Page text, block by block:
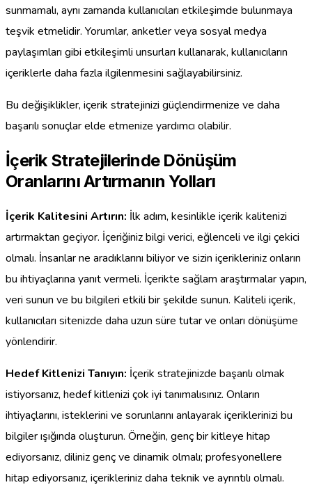
sunmamalı, aynı zamanda kullanıcıları etkileşimde bulunmaya
teşvik etmelidir. Yorumlar, anketler veya sosyal medya
paylaşımları gibi etkileşimli unsurları kullanarak, kullanıcıların
içeriklerle daha fazla ilgilenmesini sağlayabilirsiniz.
Bu değişiklikler, içerik stratejinizi güçlendirmenize ve daha
başarılı sonuçlar elde etmenize yardımcı olabilir.
İçerik Stratejilerinde Dönüşüm
Oranlarını Artırmanın Yolları
İçerik Kalitesini Artırın: İlk adım, kesinlikle içerik kalitenizi
artırmaktan geçiyor. İçeriğiniz bilgi verici, eğlenceli ve ilgi çekici
olmalı. İnsanlar ne aradıklarını biliyor ve sizin içerikleriniz onların
bu ihtiyaçlarına yanıt vermeli. İçerikte sağlam araştırmalar yapın,
veri sunun ve bu bilgileri etkili bir şekilde sunun. Kaliteli içerik,
kullanıcıları sitenizde daha uzun süre tutar ve onları dönüşüme
yönlendirir.
Hedef Kitlenizi Tanıyın: İçerik stratejinizde başarılı olmak
istiyorsanız, hedef kitlenizi çok iyi tanımalısınız. Onların
ihtiyaçlarını, isteklerini ve sorunlarını anlayarak içeriklerinizi bu
bilgiler ışığında oluşturun. Örneğin, genç bir kitleye hitap
ediyorsanız, diliniz genç ve dinamik olmalı; profesyonellere
hitap ediyorsanız, içerikleriniz daha teknik ve ayrıntılı olmalı.